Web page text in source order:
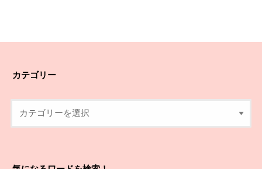
カテゴリー